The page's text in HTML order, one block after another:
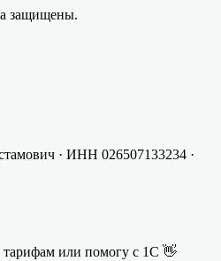
защищены.
· ИНН 026507133234 ·
тарифам или помогу с 1С 👋